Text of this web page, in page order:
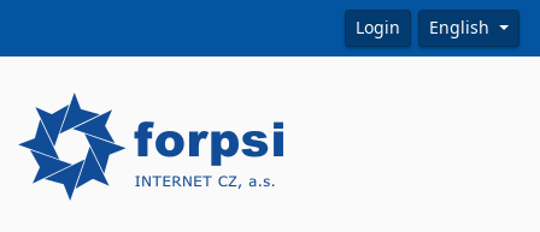
Login English